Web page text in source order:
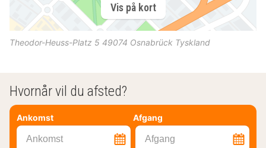
Vis på kort
Theodor-Heuss-Platz 5 49074 Osnabrück Tyskland
Hvornår vil du afsted?
Ankomst Afgang
Ankomst Afgang